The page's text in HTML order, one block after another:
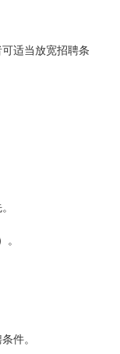
适当放宽招聘条
件。